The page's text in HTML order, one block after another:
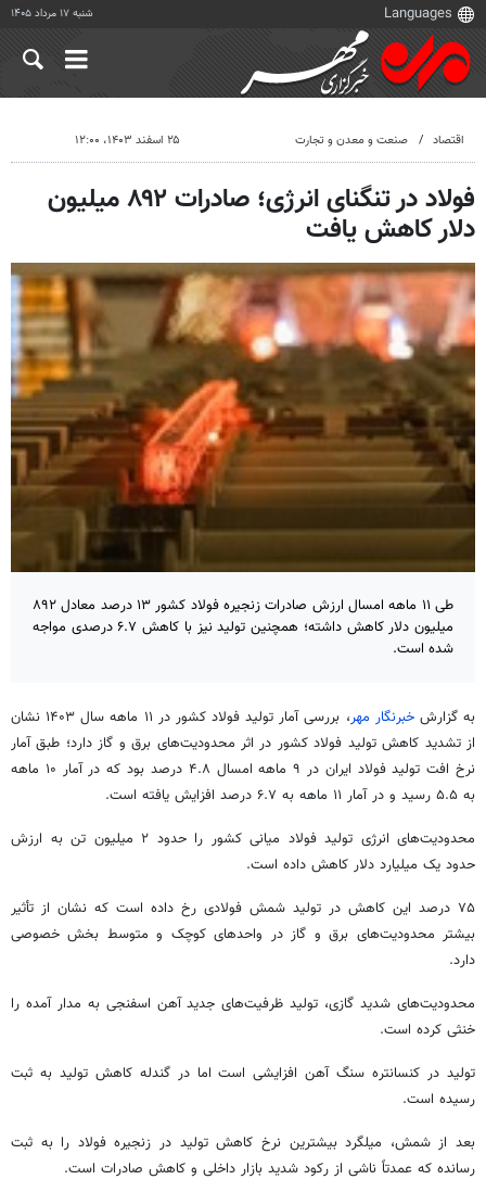
شنبه ۱۷ مرداد ۱۴۰۵
اقتصاد صنعت و معدن و تجارت ۲۵ اسفند ۱۴۰۳، ۱۲:۰۰
فولاد در تنگنای انرژی؛ صادرات ۸۹۲ میلیون
دلار کاهش یافت
طی ۱۱ ماهه امسال ارزش صادرات زنجیره فولاد کشور ۱۳ درصد معادل ۸۹۲
میلیون دلار کاهش داشته؛ همچنین تولید نیز با کاهش ۶.۷ درصدی مواجه
شده است.
به گزارش خبرنگار مهر
، بررسی آمار تولید فولاد کشور در ۱۱ ماهه سال ۱۴۰۳ نشان
از تشدید کاهش تولید فولاد کشور در اثر محدودیت‌های برق و گاز دارد؛ طبق آمار
نرخ افت
تولید فولاد ایران در ۹ ماهه امسال ۴.۸ درصد بود که در آمار ۱۰ ماهه
به ۵.۵ رسید و در آمار ۱۱ ماهه به ۶.۷ درصد افزایش یافته است.
محدودیت‌های انرژی تولید فولاد میانی کشور را حدود ۲ میلیون تن به ارزش
حدود یک میلیارد دلار کاهش داده است.
۷۵ درصد این کاهش در تولید شمش فولادی رخ داده است که نشان از تأثیر
بیشتر محدودیت‌های برق و گاز در واحدهای کوچک و متوسط بخش خصوصی
دارد.
محدودیت‌های شدید گازی، تولید ظرفیت‌های جدیدآهن اسفنجی به مدار آمده را
خنثی کرده است.
تولید در کنسانتره سنگ آهن افزایشی است اما در گندله کاهش تولید به ثبت
رسیده است.
بعد از شمش، میلگرد بیشترین نرخ کاهش تولید در زنجیره فولاد را به ثبت
رسانده که عمدتاً ناشی از رکود شدید بازار داخلی و کاهش صادرات است.